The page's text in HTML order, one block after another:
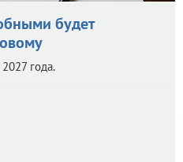
будет
года.